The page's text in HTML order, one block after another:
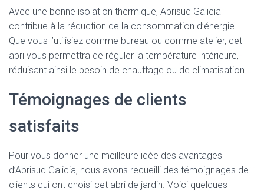
Avec une bonne isolation thermique, Abrisud Galicia
contribue à la réduction de la consommation d’énergie.
Que vous l’utilisiez comme bureau ou comme atelier, cet
abri vous permettra de réguler la température intérieure,
réduisant ainsi le besoin de chauffage ou de climatisation.
Témoignages de clients
satisfaits
Pour vous donner une meilleure idée des avantages
d’Abrisud Galicia, nous avons recueilli des témoignages de
clients qui ont choisi cet abri de jardin. Voici quelques